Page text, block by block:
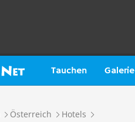
Tauchen Galerie
Österreich Hotels